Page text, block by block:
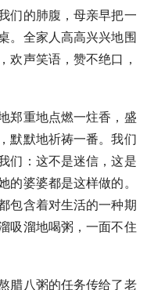
们的肺腹，母亲早把一
。全家人高高兴兴地围
欢声笑语，赞不绝口，
郑重地点燃一炷香，盛
默默地祈祷一番。我们
们：这不是迷信，这是
的婆婆都是这样做的。
包含着对生活的一种期
吸溜地喝粥，一面不住
腊八粥的任务传给了老